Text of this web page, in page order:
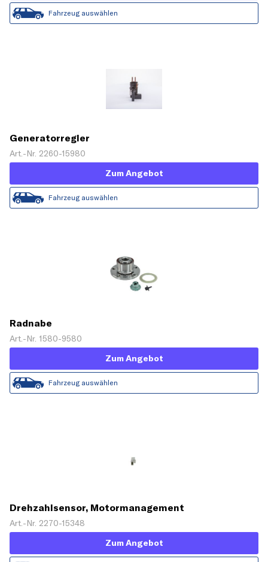
Fahrzeug auswählen
Generatorregler
Art.-Nr. 2260-15980
Zum Angebot
Fahrzeug auswählen
Radnabe
Art.-Nr. 1580-9580
Zum Angebot
Fahrzeug auswählen
Drehzahlsensor, Motormanagement
Art.-Nr. 2270-15348
Zum Angebot